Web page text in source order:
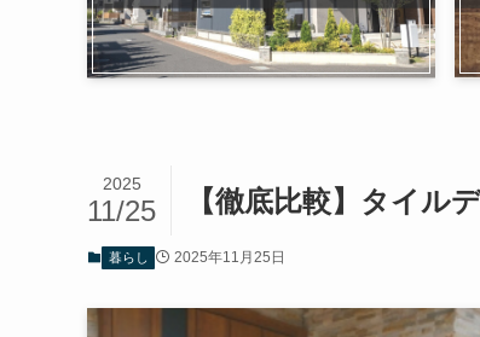
【徹底比較】タイル
2025
11/25
暮らし 2025年11月25日